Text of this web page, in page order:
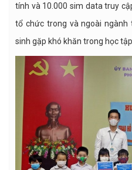
tính và 10.000 sim data truy
tổ chức trong và ngoài
sinh gặp khó khăn trong học